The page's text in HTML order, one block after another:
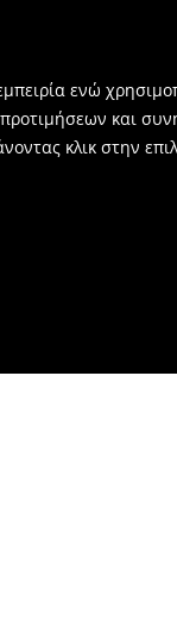
ενώ
και
κλικ στην